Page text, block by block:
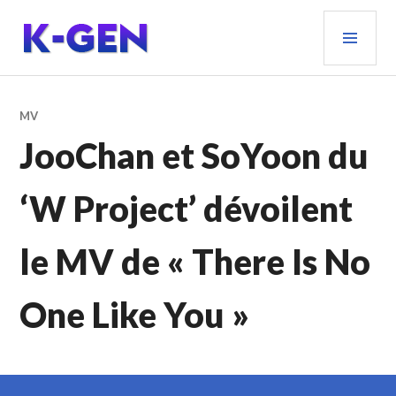
contenu
principal
K-GEN
MV
JooChan et SoYoon du
‘W Project’ dévoilent
le MV de « There Is No
One Like You »